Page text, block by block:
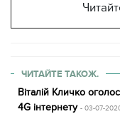
ЧИТАЙТЕ ТАКОЖ.
Віталій Кличко
4G інтернету - 03-07-